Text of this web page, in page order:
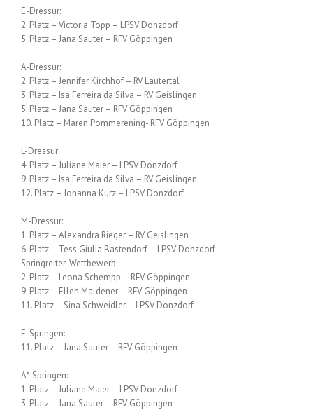
E-Dressur:
2. Platz – Victoria Topp – LPSV Donzdorf
5. Platz – Jana Sauter – RFV Göppingen
A-Dressur:
2. Platz – Jennifer Kirchhof – RV Lautertal
3. Platz – Isa Ferreira da Silva – RV Geislingen
5. Platz – Jana Sauter – RFV Göppingen
10. Platz – Maren Pommerening- RFV Göppingen
L-Dressur:
4. Platz – Juliane Maier – LPSV Donzdorf
9. Platz – Isa Ferreira da Silva – RV Geislingen
12. Platz – Johanna Kurz – LPSV Donzdorf
M-Dressur:
1. Platz – Alexandra Rieger – RV Geislingen
6. Platz – Tess Giulia Bastendorf – LPSV Donzdorf
Springreiter-Wettbewerb:
2. Platz – Leona Schempp – RFV Göppingen
9. Platz – Ellen Maldener – RFV Göppingen
11. Platz – Sina Schweidler – LPSV Donzdorf
E-Springen:
11. Platz – Jana Sauter – RFV Göppingen
A*-Springen:
1. Platz – Juliane Maier – LPSV Donzdorf
3. Platz – Jana Sauter – RFV Göppingen